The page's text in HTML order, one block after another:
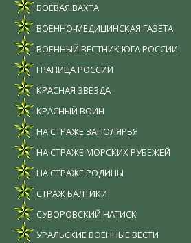
БОЕВАЯ ВАХТА
ВОЕННО-МЕДИЦИНСКАЯ ГАЗЕТА
ВОЕННЫЙ ВЕСТНИК ЮГА РОССИИ
ГРАНИЦА РОССИИ
КРАСНАЯ ЗВЕЗДА
КРАСНЫЙ ВОИН
НА СТРАЖЕ ЗАПОЛЯРЬЯ
НА СТРАЖЕ МОРСКИХ РУБЕЖЕЙ
НА СТРАЖЕ РОДИНЫ
СТРАЖ БАЛТИКИ
СУВОРОВСКИЙ НАТИСК
УРАЛЬСКИЕ ВОЕННЫЕ ВЕСТИ